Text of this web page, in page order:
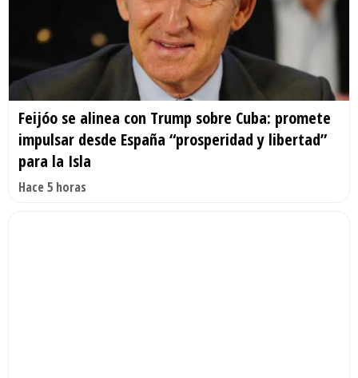
Feijóo se alinea con Trump sobre Cuba: promete
impulsar desde España “prosperidad y libertad”
para la Isla
Hace 5 horas